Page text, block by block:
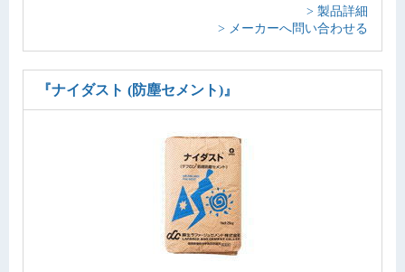
> 製品詳細
> メーカーへ問い合わせる
『ナイダスト (防塵セメント)』